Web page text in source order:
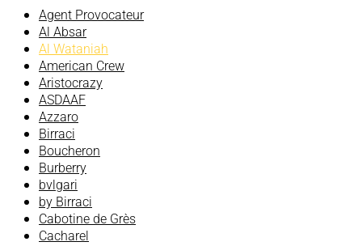
Agent Provocateur
Al Absar
Al Wataniah
American Crew
Aristocrazy
ASDAAF
Azzaro
Birraci
Boucheron
Burberry
bvlgari
by Birraci
Cabotine de Grès
Cacharel